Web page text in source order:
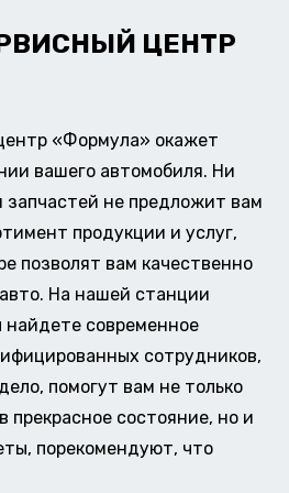
ЦЕНТР
«Формула» окажет
вашего автомобиля. Ни
запчастей не предложит вам
продукции и услуг,
позволят вам качественно
На нашей станции
современное
сотрудников,
помогут вам не только
прекрасное состояние, но и
порекомендуют, что